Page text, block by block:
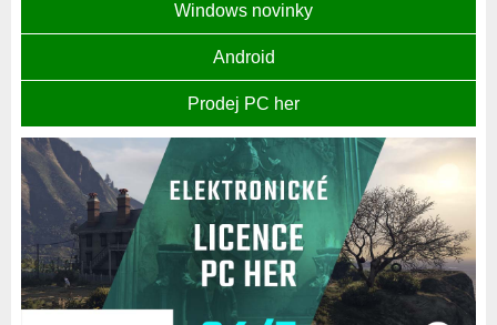
Windows novinky
Android
Prodej PC her